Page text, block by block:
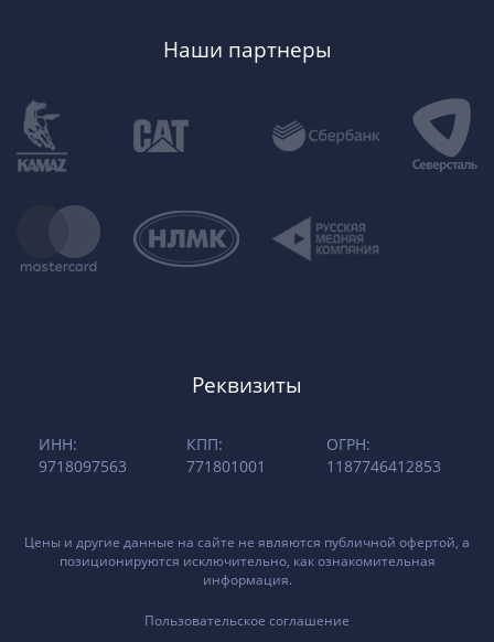
Наши партнеры
Реквизиты
ИНН:
9718097563
КПП:
771801001
ОГРН:
1187746412853
Цены и другие данные на сайте не являются публичной офертой, а
позиционируются исключительно, как ознакомительная
информация.
Пользовательское соглашение